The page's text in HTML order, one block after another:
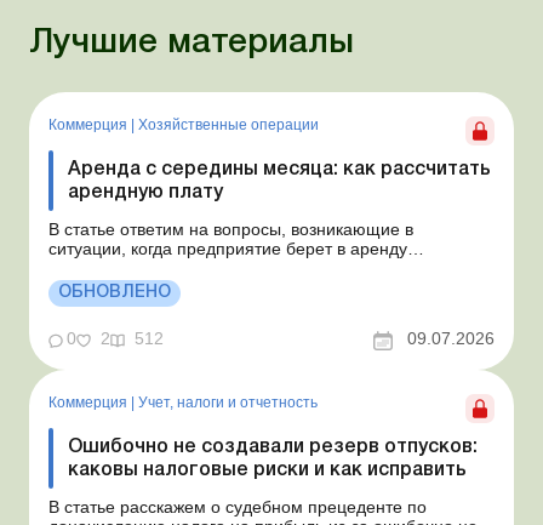
Лучшие материалы
Коммерция Хозяйственные операции
Аренда с середины месяца: как рассчитать
арендную плату
В статье ответим на вопросы, возникающие в
ситуации, когда предприятие берет в аренду
действовать с середины месяца. Предприятие
арендует у физлица автомобиль с 15.07.2026.
Согласно условиям договора арендная плата
составляет 4 000 грн в месяц. Возн...
ОБНОВЛЕНО
0 2 512 09.07.2026
Коммерция | Учет, налоги и отчетность
Ошибочно не создавали резерв отпусков:
каковы налоговые риски и как исправить
В статье расскажем о судебном прецеденте по